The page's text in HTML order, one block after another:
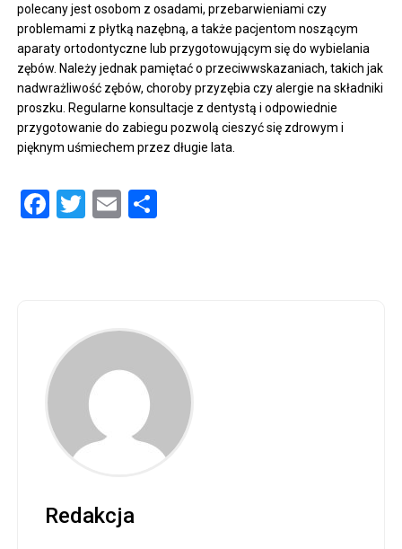
polecany jest osobom z osadami, przebarwieniami czy
problemami z płytką nazębną, a także pacjentom noszącym
aparaty ortodontyczne lub przygotowującym się do wybielania
zębów. Należy jednak pamiętać o przeciwwskazaniach, takich jak
nadwrażliwość zębów, choroby przyzębia czy alergie na składniki
proszku. Regularne konsultacje z dentystą i odpowiednie
przygotowanie do zabiegu pozwolą cieszyć się zdrowym i
pięknym uśmiechem przez długie lata.
Facebook
Twitter
Email
Redakcja